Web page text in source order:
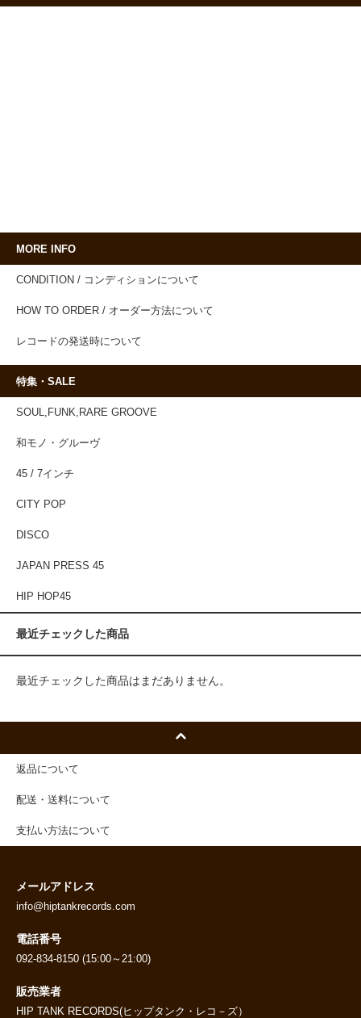
MORE INFO
CONDITION / コンディションについて
HOW TO ORDER / オーダー方法について
レコードの発送時について
特集・SALE
SOUL,FUNK,RARE GROOVE
和モノ・グルーヴ
45 / 7インチ
CITY POP
DISCO
JAPAN PRESS 45
HIP HOP45
最近チェックした商品
最近チェックした商品はまだありません。
返品について
配送・送料について
支払い方法について
メールアドレス
info@hiptankrecords.com
電話番号
092-834-8150 (15:00～21:00)
販売業者
HIP TANK RECORDS(ヒップタンク・レコ－ズ）